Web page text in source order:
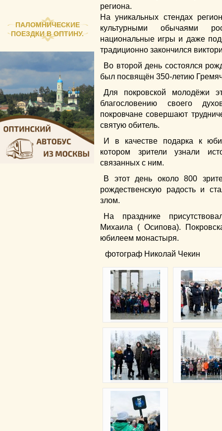
ПАЛОМНИЧЕСКИЕ
ПОЕЗДКИ В ОПТИНУ.
региона.
На уникальных стендах
культурными обычаями
национальные игры и даже
традиционно закончился
Во второй день состоялся
был посвящён 350-летию
Для покровской молодёжи
благословению своего
покровчане совершают
святую обитель.
И в качестве подарка к
котором зрители узнали
связанных с ним.
В этот день около 800
рождественскую радость и
злом.
На празднике
Михаила ( Осипова).
юбилеем монастыря.
фотограф Николай Чекин